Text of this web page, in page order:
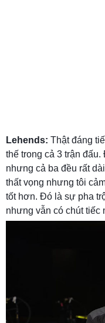
Lehends: Thật đáng
thế trong cả 3 trận
nhưng cả ba đều rất
thất vọng nhưng tôi
tốt hơn. Đó là sự pha
nhưng vẫn có chút tiếc